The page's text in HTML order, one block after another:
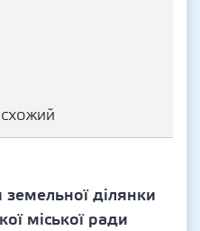
ділянки
міської ради